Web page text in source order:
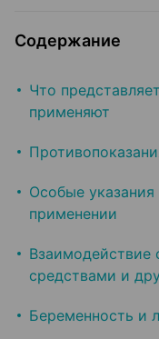
Содержание
Что
применяют
Особые
применении
Взаимодействие
средствами и
Беременность и